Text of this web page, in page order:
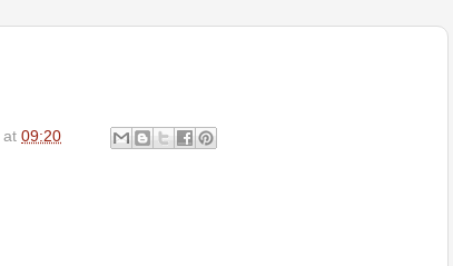
at 09:20